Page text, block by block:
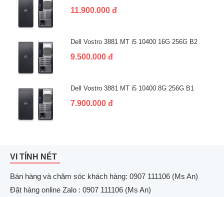
11.900.000 đ
Dell Vostro 3881 MT i5 10400 16G 256G B2
9.500.000 đ
Dell Vostro 3881 MT i5 10400 8G 256G B1
7.900.000 đ
VI TÍNH NÉT
Bán hàng và chăm sóc khách hàng: 0907 111106 (Ms An)
Đặt hàng online Zalo : 0907 111106 (Ms An)